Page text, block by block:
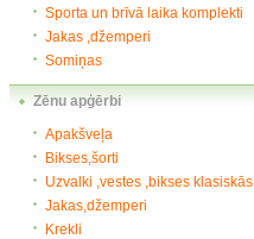
Sporta un brīvā laika komplekti
Jakas ,džemperi
Somiņas
Zēnu apģērbi
Apakšveļa
Bikses,šorti
Uzvalki ,vestes ,bikses klasiskās
Jakas,džemperi
Krekli